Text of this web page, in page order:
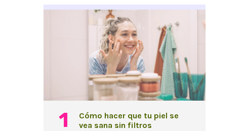
Cómo hacer que tu piel se
vea sana sin filtros